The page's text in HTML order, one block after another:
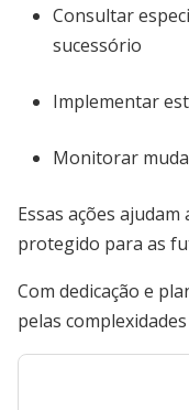
Consultar
sucessório
Implementar
Monitorar
Essas ações
protegido para as
Com dedicação e
pelas